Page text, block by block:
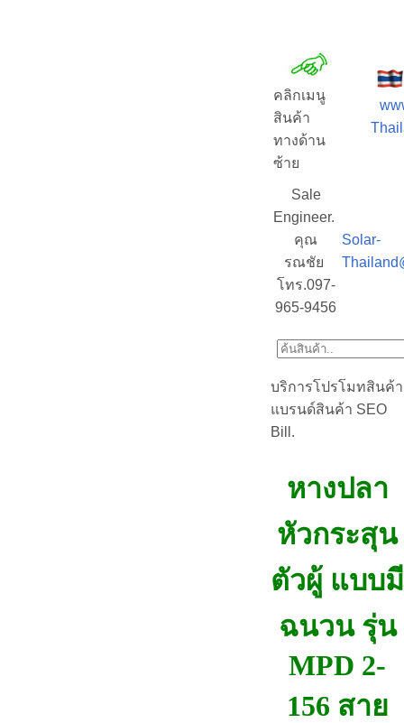
คลิกเมนู
สินค้า
ทางด้าน
ซ้าย
Sale
Engineer.
คุณ
รณชัย
โทร.097-
965-9456
Solar-
บริการโปรโมทสินค้า
แบรนด์สินค้า SEO
Bill.
หางปลา
หัวกระสุน
ตัวผู้ แบบมี
ฉนวน รุ่น
MPD 2-
156 สาย